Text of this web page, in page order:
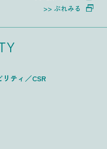
ぷれみる
ティ／CSR